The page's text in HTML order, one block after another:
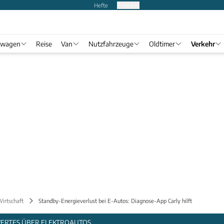
Hefte
Reise Van Nutzfahrzeuge Oldtimer Verkehr
Standby-Energieverlust bei E-Autos: Diagnose-App Carly hilft
ÜBER ELEKTROAUTOS